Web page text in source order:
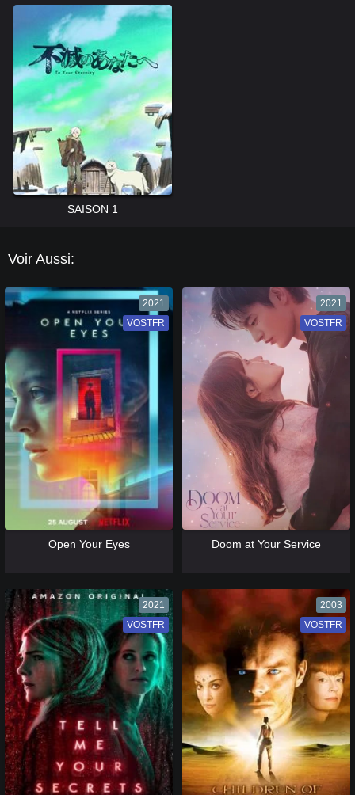
SAISON 1
Voir Aussi:
2021
VF
VOSTFR
Open Your Eyes
2021
VF
VOSTFR
Doom at Your Service
2021
VF
VOSTFR
2003
VF
VOSTFR